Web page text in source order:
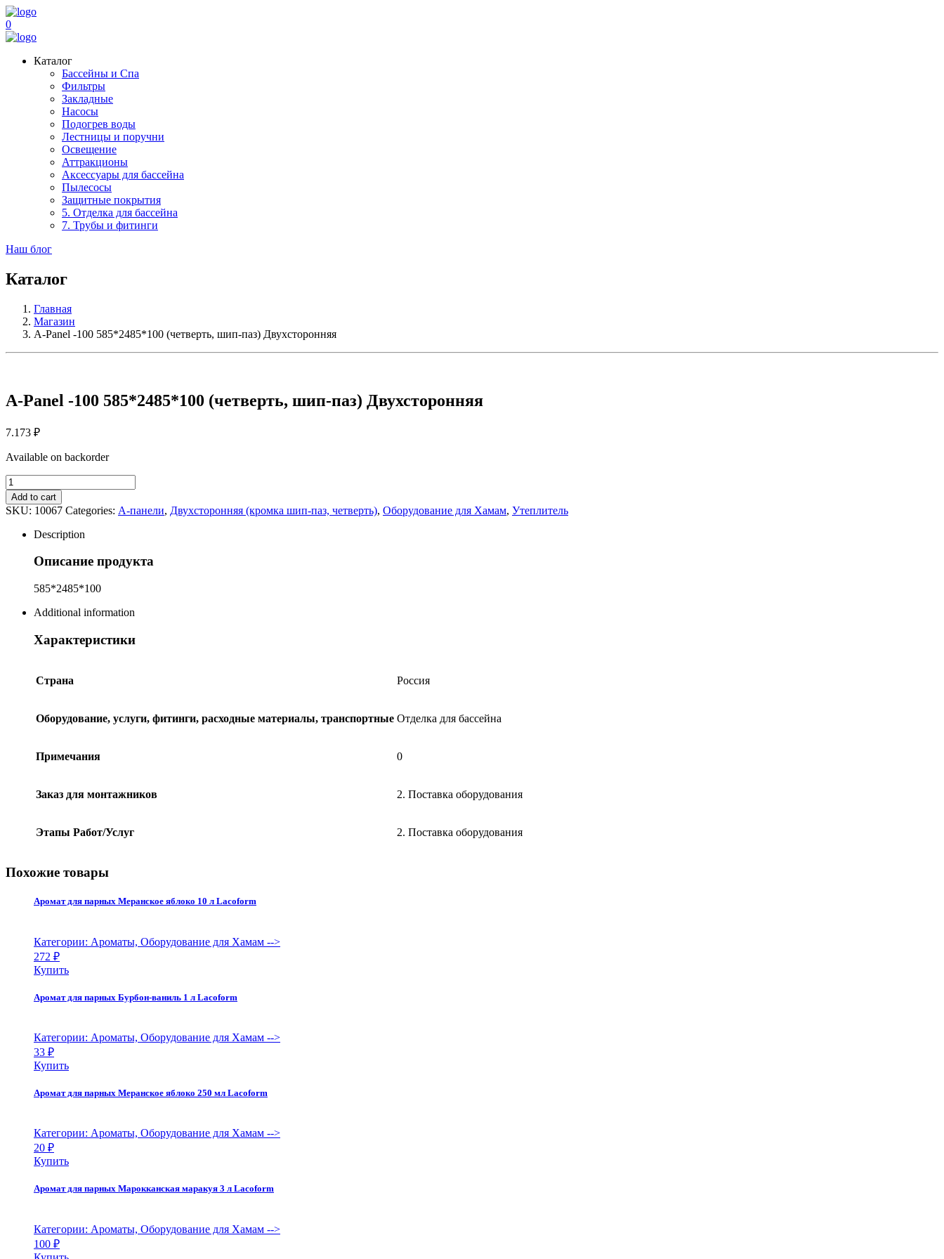
0
Каталог
Бассейны и Спа
Фильтры
Закладные
Насосы
Подогрев воды
Лестницы и поручни
Освещение
Аттракционы
Аксессуары для бассейна
Пылесосы
Защитные покрытия
5. Отделка для бассейна
7. Трубы и фитинги
Наш блог
Каталог
Главная
Магазин
A-Panel -100 585*2485*100 (четверть, шип-паз) Двухсторонняя
A-Panel -100 585*2485*100 (четверть, шип-паз) Двухсторонняя
7.173 ₽
Available on backorder
A-
Panel
-100
585*2485*100
(четверть,
Двухсторонняя
Add to cart
SKU: 10067 Categories: А-панели, Двухсторонняя (кромка шип-паз, четверть), Оборудование для Хамам, Утеплитель
Description
Описание продукта
585*2485*100
Additional information
Характеристики
Страна Россия
Оборудование, услуги, фитинги, расходные материалы, транспортные Отделка для бассейна
Примечания 0
Заказ для монтажников 2. Поставка оборудования
Этапы Работ/Услуг 2. Поставка оборудования
Похожие товары
Аромат для парных Меранское яблоко 10 л Lacoform
Категории: Ароматы, Оборудование для Хамам -->
272 ₽
Купить
Аромат для парных Бурбон-ваниль 1 л Lacoform
Категории: Ароматы, Оборудование для Хамам -->
33 ₽
Купить
Аромат для парных Меранское яблоко 250 мл Lacoform
Категории: Ароматы, Оборудование для Хамам -->
20 ₽
Купить
Аромат для парных Марокканская маракуя 3 л Lacoform
Категории: Ароматы, Оборудование для Хамам -->
100 ₽